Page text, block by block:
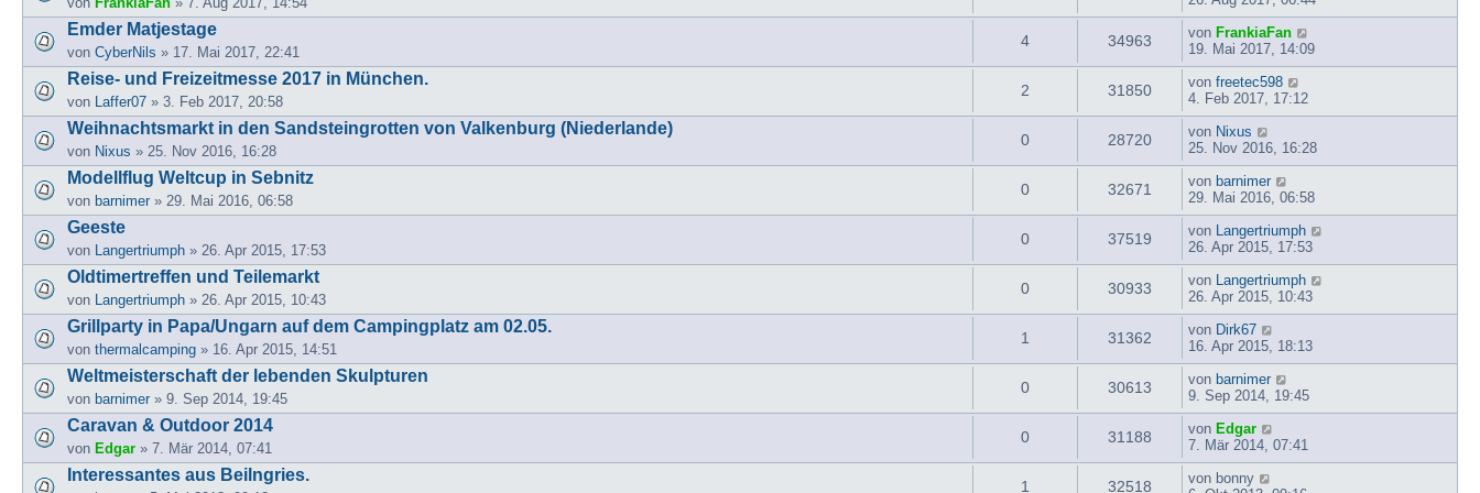
Emder Matjestage
von CyberNils » 17. Mai 2017, 22:41
4 34963 von FrankiaFan
19. Mai 2017, 14:09
Reise- und Freizeitmesse 2017 in München.
von Laffer07 » 3. Feb 2017, 20:58
2 31850 von freetec598
4. Feb 2017, 17:12
Weihnachtsmarkt in den Sandsteingrotten von Valkenburg (Niederlande)
von Nixus » 25. Nov 2016, 16:28
0 28720 von Nixus
25. Nov 2016, 16:28
Modellflug Weltcup in Sebnitz
von barnimer » 29. Mai 2016, 06:58
0 32671 von barnimer
29. Mai 2016, 06:58
Geeste
von Langertriumph » 26. Apr 2015, 17:53
0 37519 von
Langertriumph
26. Apr 2015, 17:53
Oldtimertreffen und Teilemarkt
von Langertriumph » 26. Apr 2015, 10:43
0 30933 von
Langertriumph
26. Apr 2015, 10:43
Grillparty in Papa/Ungarn auf dem Campingplatz am 02.05.
von thermalcamping » 16. Apr 2015, 14:51
1 31362 von Dirk67
16. Apr 2015, 18:13
Weltmeisterschaft der lebenden Skulpturen
von barnimer » 9. Sep 2014, 19:45
0 30613 von barnimer
9. Sep 2014, 19:45
Caravan & Outdoor 2014
von Edgar » 7. Mär 2014, 07:41
0 31188 von Edgar
7. Mär 2014, 07:41
Interessantes aus Beilngries.
1 32518 von bonny